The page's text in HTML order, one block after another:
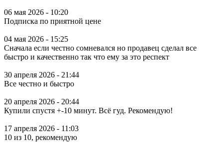
06 мая 2026 - 10:20
Подписка по приятной цене
04 мая 2026 - 15:25
Сначала если честно сомневался но продавец сделал все
быстро и качественно так что ему за это респект
30 апреля 2026 - 21:44
Все честно и быстро
20 апреля 2026 - 20:44
Купили спустя +-10 минут. Всё гуд. Рекомендую!
17 апреля 2026 - 11:03
10 из 10, рекомендую